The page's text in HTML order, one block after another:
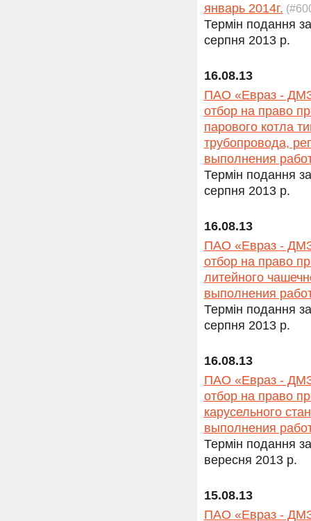
январь 2014г.
Термін подання
серпня 2013 р.
16.08.13
ПАО «Евраз - ДМЗ
отбор на право
парового котла
трубопровода,
выполнения
Термін подання
серпня 2013 р.
16.08.13
ПАО «Евраз - ДМЗ
отбор на право
литейного
выполнения
Термін подання
серпня 2013 р.
16.08.13
ПАО «Евраз - ДМЗ
отбор на право
карусельного
выполнения
Термін подання
вересня 2013 р.
15.08.13
ПАО «Евраз - ДМЗ